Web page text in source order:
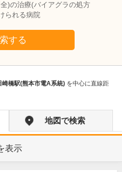
)の治療(バイアグラの処方
られる病院
する
崎橋駅(熊本市電A系統) を中心に直線距
地図で検索
表示